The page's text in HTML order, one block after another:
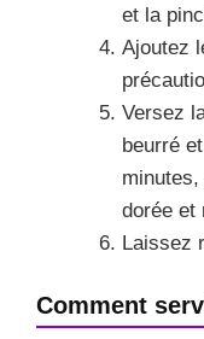
et la
Ajoutez
Versez
beurré
minutes,
dorée et
Laissez
Comment